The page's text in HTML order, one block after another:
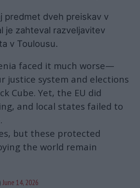
predmet dveh preiskav v
je zahteval razveljavitev
v Toulousu.
faced it much worse—
justice system and elections
Cube. Yet, the EU did
and local states failed to
but these protected
the world remain
June 14, 2026